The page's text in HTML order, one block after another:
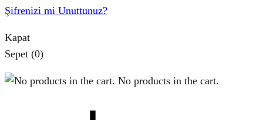
Şifrenizi mi Unuttunuz?
Kapat
Sepet (0)
No products in the cart.